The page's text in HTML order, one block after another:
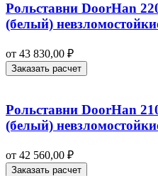
Рольставни DoorHan
(белый)
от 43 830,00 ₽
Заказать расчет
Рольставни DoorHan
(белый)
от 42 560,00 ₽
Заказать расчет